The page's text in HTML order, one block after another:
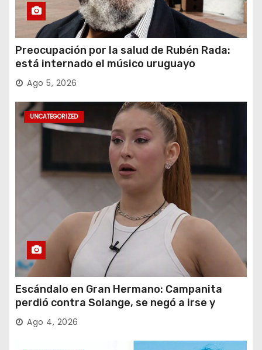
Preocupación por la salud de Rubén Rada:
está internado el músico uruguayo
Ago 5, 2026
UNCATEGORIZED
Escándalo en Gran Hermano: Campanita
perdió contra Solange, se negó a irse y
desafió al Big
Ago 4, 2026